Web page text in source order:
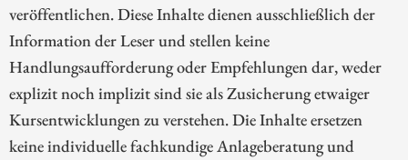
veröffentlichen. Diese Inhalte dienen ausschließlich der
Information der Leser und stellen keine
Handlungsaufforderung oder Empfehlungen dar, weder
explizit noch implizit sind sie als Zusicherung etwaiger
Kursentwicklungen zu verstehen. Die Inhalte ersetzen
keine individuelle fachkundige Anlageberatung und